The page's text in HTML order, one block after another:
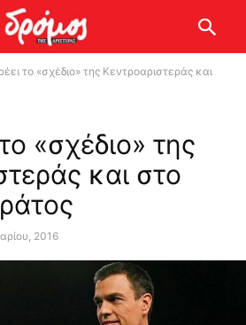
το «σχέδιο» της Κεντροαριστεράς και
«σχέδιο» της
και στο
2016